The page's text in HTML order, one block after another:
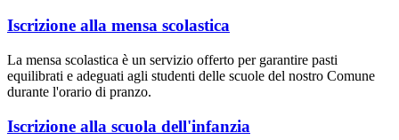
Iscrizione alla mensa scolastica
La mensa scolastica è un servizio offerto per garantire pasti
equilibrati e adeguati agli studenti delle scuole del nostro Comune
durante l'orario di pranzo.
Iscrizione alla scuola dell'infanzia